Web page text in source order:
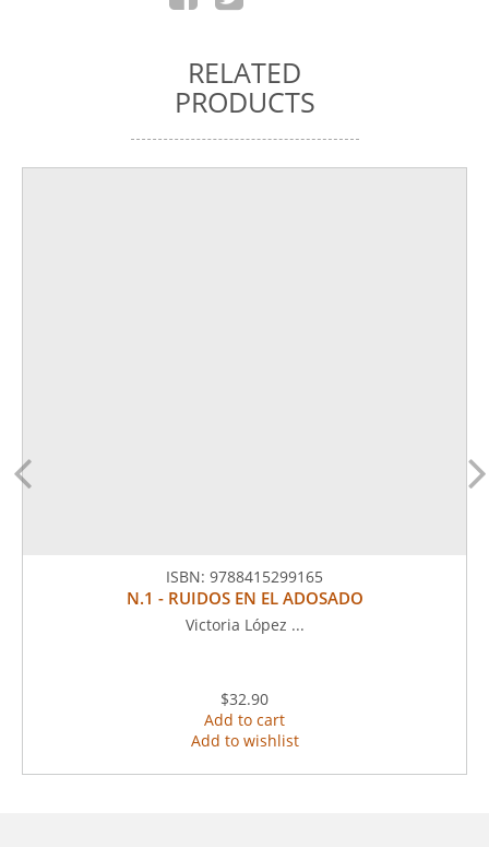
RELATED
PRODUCTS
ISBN: 9788415299165
N.1 - RUIDOS EN EL ADOSADO
Victoria López ...
$32.90
Add to cart
Add to wishlist